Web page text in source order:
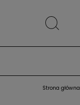
Strona główna